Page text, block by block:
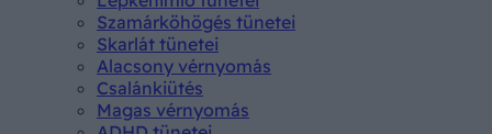
Szamárköhögés tünetei
Skarlát tünetei
Alacsony vérnyomás
Csalánkiütés
Magas vérnyomás